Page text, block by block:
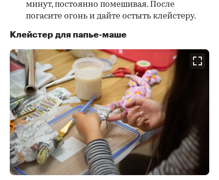
минут, постоянно помешивая. После
погасите огонь и дайте остыть клейстеру.
Клейстер для папье-маше